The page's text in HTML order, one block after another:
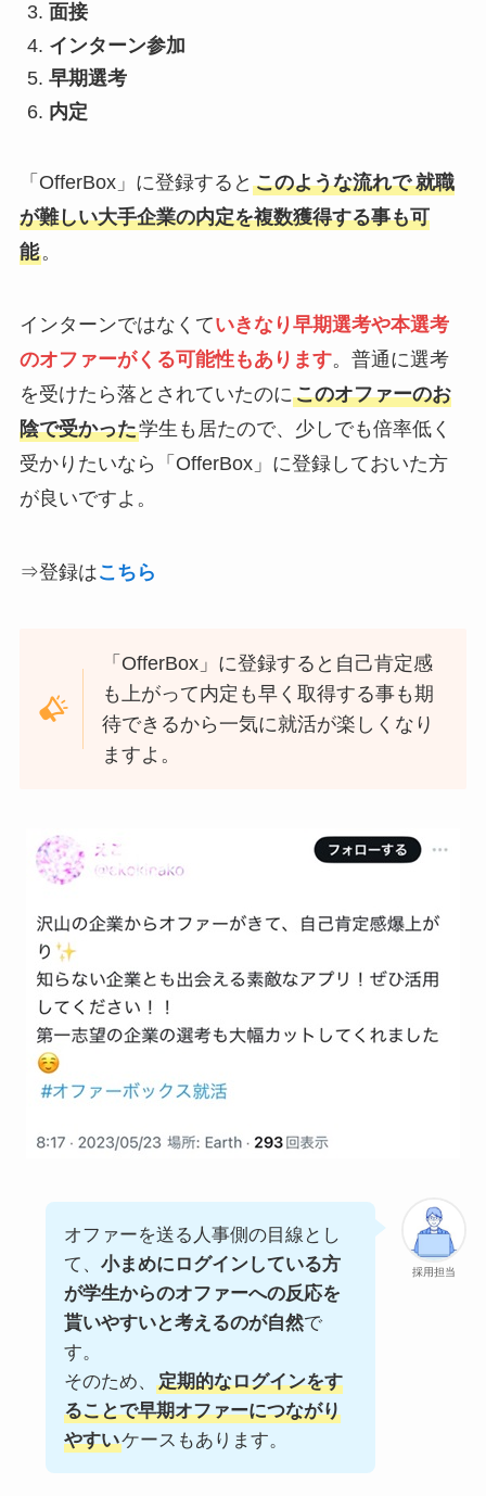
面接
インターン参加
早期選考
内定
「OfferBox」に登録すると このような流れで 就職
が難しい大手企業の内定を複数獲得する事も可
能。
インターンではなくていきなり早期選考や本選考
のオファーがくる可能性もあります。普通に選考
を受けたら落とされていたのにこのオファーのお
陰で受かった学生も居たので、少しでも倍率低く
受かりたいなら「OfferBox」に登録しておいた方
が良いですよ。
⇒登録はこちら
「OfferBox」に登録すると自己肯定感
も上がって内定も早く取得する事も期
待できるから一気に就活が楽しくなり
ますよ。
採用担当
オファーを送る人事側の目線とし
て、 小まめにログインしている方
が学生からのオファーへの反応を
貰いやすいと考えるのが自然で
す。
そのため、
定期的なログインをす
ることで早期オファーにつながり
やすいケースもあります。